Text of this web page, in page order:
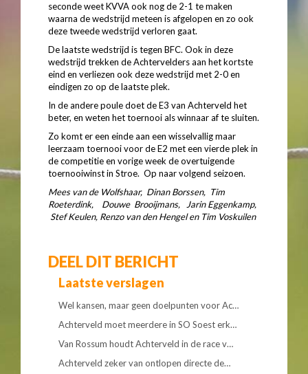
seconde weet KVVA ook nog de 2-1 te maken
waarna de wedstrijd meteen is afgelopen en zo ook
deze tweede wedstrijd verloren gaat.
De laatste wedstrijd is tegen BFC. Ook in deze
wedstrijd trekken de Achtervelders aan het kortste
eind en verliezen ook deze wedstrijd met 2-0 en
eindigen zo op de laatste plek.
In de andere poule doet de E3 van Achterveld het
beter, en weten het toernooi als winnaar af te sluiten.
Zo komt er een einde aan een wisselvallig maar
leerzaam toernooi voor de E2 met een vierde plek in
de competitie en vorige week de overtuigende
toernooiwinst in Stroe. Op naar volgend seizoen.
Mees van de Wolfshaar, Dinan Borssen, Tim
Roeterdink, Douwe Brooijmans, Jarin Eggenkamp,
Stef Keulen, Renzo van den Hengel en Tim Voskuilen
DEEL DIT BERICHT
Laatste verslagen
Wel kansen, maar geen doelpunten voor Ac…
Achterveld moet meerdere in SO Soest erk…
Van Rossum houdt Achterveld in de race v…
Achterveld zeker van ontlopen directe de…